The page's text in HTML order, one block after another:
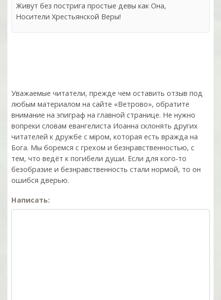
Живут без пострига простые девы как Она,
Носители Хрестьянской Веры!
Уважаемые читатели, прежде чем оставить отзыв под
любым материалом на сайте «Ветрово», обратите
внимание на эпиграф на главной странице. Не нужно
вопреки словам евангелиста Иоанна склонять других
читателей к дружбе с мiром, которая есть вражда на
Бога. Мы боремся с грехом и без­нрав­ствен­ностью, с
тем, что ведёт к погибели души. Если для кого-то
безобразие и безнравственность стали нормой, то он
ошибся дверью.
Написать: